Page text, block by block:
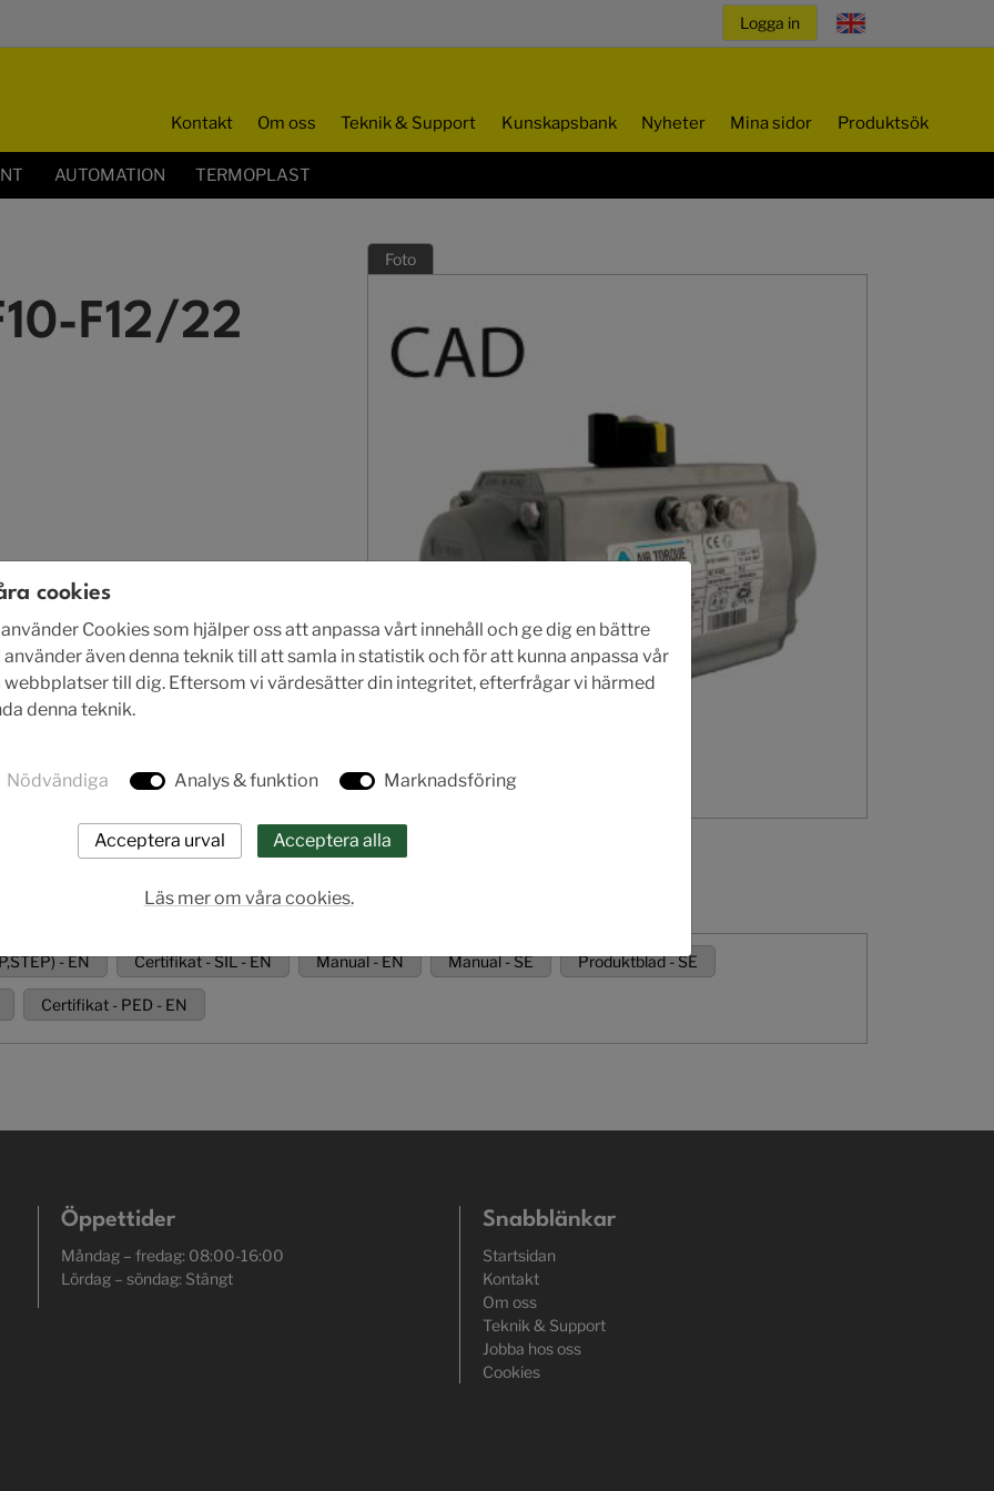
Kontakt Om oss Teknik & Support Kunskapsbank Nyheter Mina sidor Produktsök
AUTOMATION TERMOPLAST
F12/22
Foto
- EN Certifikat - SIL - EN Manual - EN Manual - SE Produktblad - SE
Certifikat - PED - EN
Öppettider
Måndag – fredag: 08:00-16:00
Lördag – söndag: Stängt
Snabblänkar
Startsidan
Kontakt
Om oss
Teknik & Support
Jobba hos oss
Cookies
cookies
Cookies som hjälper oss att anpassa vårt innehåll och ge dig en bättre
även denna teknik till att samla in statistik och för att kunna anpassa vår
webbplatser till dig. Eftersom vi värdesätter din integritet, efterfrågar vi härmed
denna teknik.
Nödvändiga Analys & funktion Marknadsföring
Läs mer om våra cookies.